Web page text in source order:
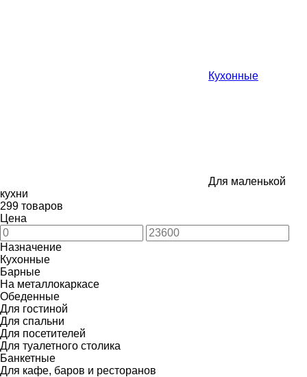
Кухонные
Для маленькой
кухни
299 товаров
Цена
Назначение
Кухонные
Барные
На металлокаркасе
Обеденные
Для гостиной
Для спальни
Для посетителей
Для туалетного столика
Банкетные
Для кафе, баров и ресторанов